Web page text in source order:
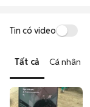
Tin có video
Tất cả Cá nhân